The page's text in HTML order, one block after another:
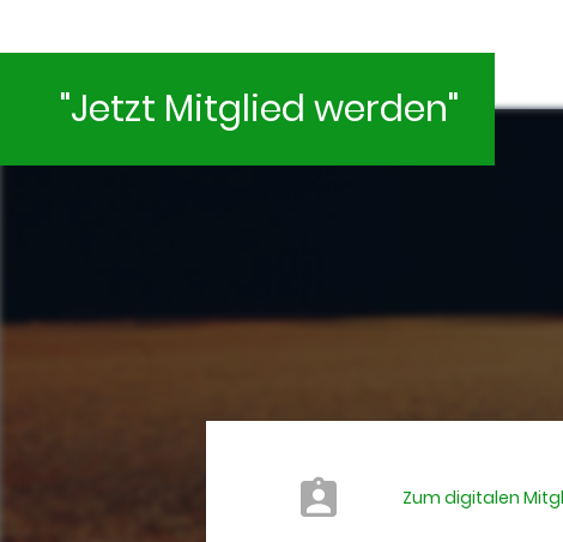
"Jetzt Mitglied werden"
Zum digitalen